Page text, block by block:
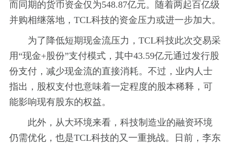
而同期的货币资金仅为548.87亿元。随着两起百亿级
并购相继落地，TCL科技的资金压力或进一步加大。
为了降低短期现金流压力，TCL科技此次交易采
用“现金+股份”支付模式，其中43.59亿元通过发行股
份支付，减少现金流的直接消耗。不过，业内人士
指出，股权支付也意味着一定程度的股本稀释，可
能影响现有股东的权益。
此外，从大环境来看，科技制造业的融资环境
仍需优化，也是TCL科技的又一重挑战。日前，李东